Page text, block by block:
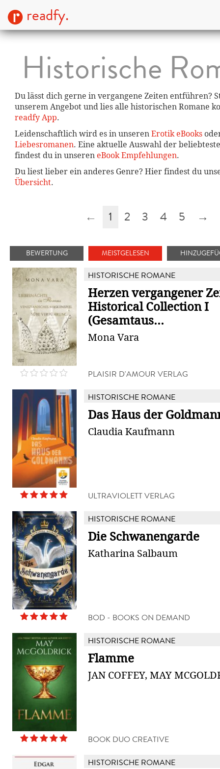
readfy.
Historische
Du lässt dich gerne in vergangene Zeiten entführen?
unserem Angebot und lies alle historischen Romane
readfy App.
Leidenschaftlich wird es in unserenErotik eBooks
Liebesromanen. Eine aktuelle Auswahl der
findest du in unseren eBook Empfehlungen.
Du liest lieber ein anderes Genre? Hier findest du
Übersicht.
← 1 2 3 4 5 →
BEWERTUNG MEISTGELESEN
HISTORISCHE ROMANE
Herzen vergangener
Historical Collection I
(Gesamtaus...
Mona Vara
PLAISIR D'AMOUR VERLAG
HISTORISCHE ROMANE
Das Haus der
Claudia Kaufmann
ULTRAVIOLETT VERLAG
HISTORISCHE ROMANE
Die Schwanengarde
Katharina Salbaum
BOD - BOOKS ON DEMAND
HISTORISCHE ROMANE
Flamme
JAN COFFEY, MAY
BOOK DUO CREATIVE
HISTORISCHE ROMANE